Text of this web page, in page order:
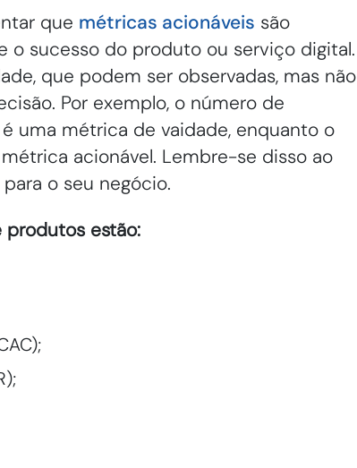
que métricas acionáveis são
o sucesso do produto ou serviço digital.
que podem ser observadas, mas não
Por exemplo, o número de
uma métrica de vaidade, enquanto o
acionável. Lembre-se disso ao
o seu negócio.
produtos estão: